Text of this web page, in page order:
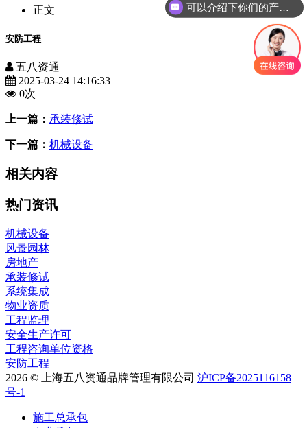
正文
安防工程
五八资通
2025-03-24 14:16:33
0次
上一篇： 承装修试
下一篇： 机械设备
相关内容
热门资讯
机械设备
风景园林
房地产
承装修试
系统集成
物业资质
工程监理
安全生产许可
工程咨询单位资格
安防工程
2026 ©
上海五八资通品牌管理有限公司 沪ICP备2025116158
号-1
施工总承包
可以介绍下你们的产品么